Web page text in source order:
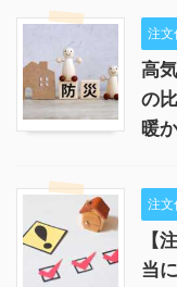
注文
高
の
暖
注文
【
当